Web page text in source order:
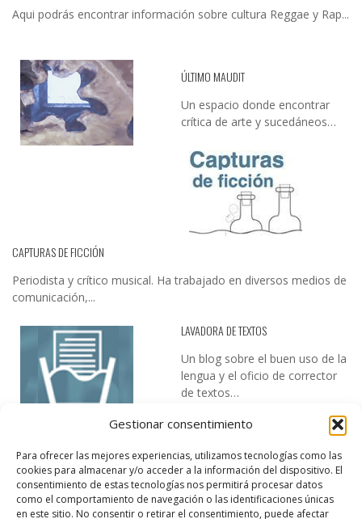
Gestionar consentimiento
Para ofrecer las mejores experiencias, utilizamos tecnologías como las
cookies para almacenar y/o acceder a la información del dispositivo. El
consentimiento de estas tecnologías nos permitirá procesar datos
como el comportamiento de navegación o las identificaciones únicas
en este sitio. No consentir o retirar el consentimiento, puede afectar
Aqui podrás encontrar información sobre cultura Reggae y Rap...
ÚLTIMO MAUDIT
Un espacio donde encontrar
crítica de arte y sucedáneos…
CAPTURAS DE FICCIÓN
Periodista y crítico musical. Ha trabajado en diversos medios de
comunicación,...
LAVADORA DE TEXTOS
Un blog sobre el buen uso de la
lengua y el oficio de corrector
de textos…